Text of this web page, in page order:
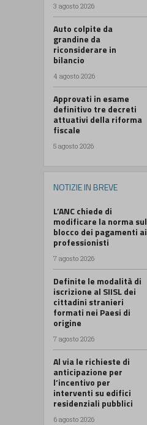
3 agosto 2026
Auto colpite da
grandine da
riconsiderare in
bilancio
4 agosto 2026
Approvati in esame
definitivo tre decreti
attuativi della riforma
fiscale
5 agosto 2026
NOTIZIE IN BREVE
L’ANC chiede di
modificare la norma sul
blocco dei pagamenti ai
professionisti
7 agosto 2026
Definite le modalità di
iscrizione al SIISL dei
cittadini stranieri
formati nei Paesi di
origine
7 agosto 2026
Al via le richieste di
anticipazione per
l’incentivo per
interventi su edifici
residenziali pubblici
6 agosto 2026